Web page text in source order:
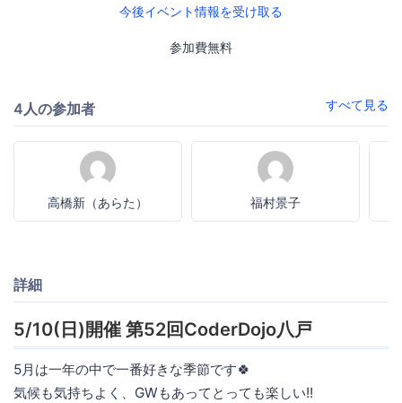
今後イベント情報を受け取る
参加費無料
4人の参加者 すべて見る
高橋新（あらた） 福村景子
詳細
5/10(日)開催 第52回CoderDojo八戸
5月は一年の中で一番好きな季節です🍀
気候も気持ちよく、GWもあってとっても楽しい!!